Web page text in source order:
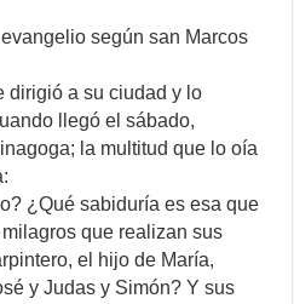
según san Marcos
dirigió a su ciudad y lo
llegó el sábado,
la multitud que lo oía
¿Qué sabiduría es esa que
que realizan sus
el hijo de María,
y Judas y Simón? Y sus